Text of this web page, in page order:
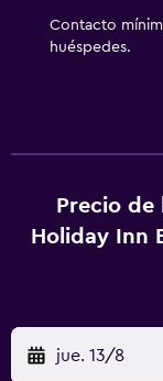
y gimnasio
la piscina y al
posible que se
Contacto
huéspedes.
Precio
Holiday Inn
jue. 13/8